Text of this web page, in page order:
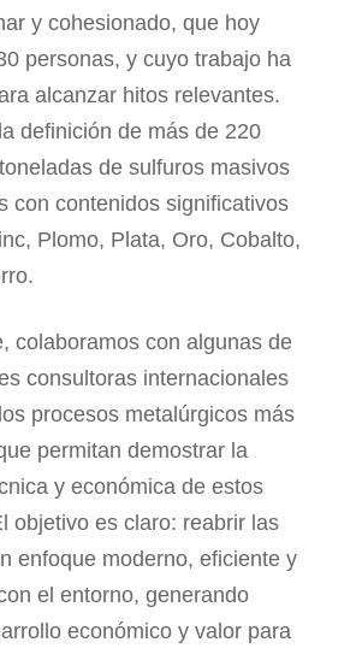
y cohesionado, que hoy
personas, y cuyo trabajo ha
alcanzar hitos relevantes.
definición de más de 220
de sulfuros masivos
con contenidos significativos
Plomo, Plata, Oro, Cobalto,
colaboramos con algunas de
consultoras internacionales
procesos metalúrgicos más
permitan demostrar la
y económica de estos
objetivo es claro: reabrir las
enfoque moderno, eficiente y
el entorno, generando
económico y valor para